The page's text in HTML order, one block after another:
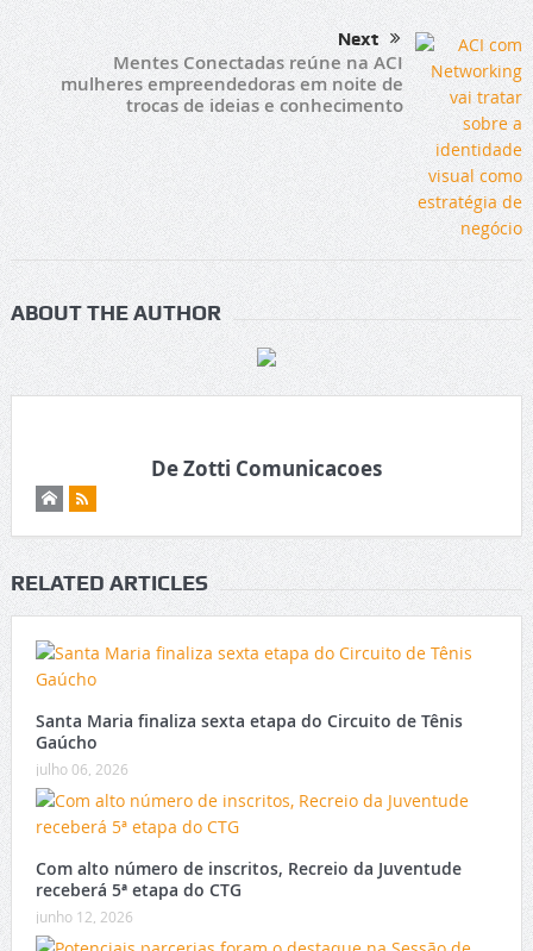
Next
Mentes Conectadas reúne na ACI
mulheres empreendedoras em noite de
trocas de ideias e conhecimento
ABOUT THE AUTHOR
De Zotti Comunicacoes
RELATED ARTICLES
Santa Maria finaliza sexta etapa do Circuito de Tênis
Gaúcho
julho 06, 2026
Com alto número de inscritos, Recreio da Juventude
receberá 5ª etapa do CTG
junho 12, 2026